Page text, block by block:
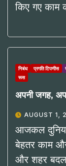
किए गए काम
निबंध प्रगति टिपणीस
रूस
अपनी जगह,
AUGUST 1,
आजकल
बेहतर काम
और शहर